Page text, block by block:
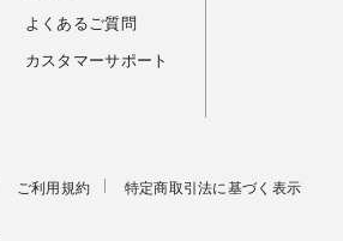
よくあるご質問
カスタマーサポート
ご利用規約 特定商取引法に基づく表示